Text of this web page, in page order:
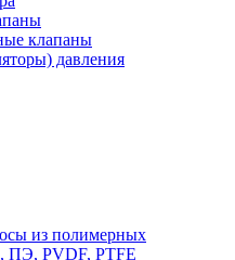
клапаны
давления
из полимерных
ПЭ, PVDF, PTFE